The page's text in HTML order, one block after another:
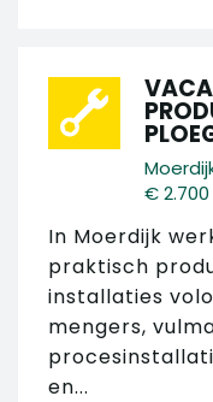
€
In Moerdijk
praktisch
installaties
mengers,
en...